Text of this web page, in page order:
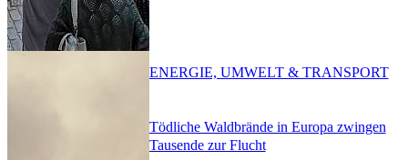
Tödliche Waldbrände in Europa zwingen
Tausende zur Flucht
ENERGIE, UMWELT & TRANSPORT